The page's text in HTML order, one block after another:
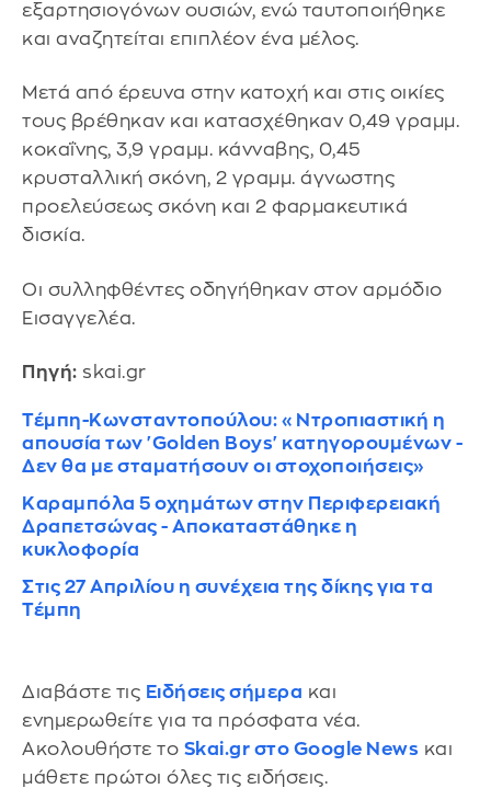
εξαρτησιογόνων ουσιών, ενώ ταυτοποιήθηκε
και αναζητείται επιπλέον ένα μέλος.
Μετά από έρευνα στην κατοχή και στις οικίες
τους βρέθηκαν και κατασχέθηκαν 0,49 γραμμ.
κοκαΐνης, 3,9 γραμμ. κάνναβης, 0,45
κρυσταλλική σκόνη, 2 γραμμ. άγνωστης
προελεύσεως σκόνη και 2 φαρμακευτικά
δισκία.
Οι συλληφθέντες οδηγήθηκαν στον αρμόδιο
Εισαγγελέα.
Πηγή: skai.gr
Τέμπη-Κωνσταντοπούλου: «Ντροπιαστική η
απουσία των 'Golden Boys' κατηγορουμένων -
Δεν θα με σταματήσουν οι στοχοποιήσεις»
Καραμπόλα 5 οχημάτων στην Περιφερειακή
Δραπετσώνας - Αποκαταστάθηκε η
κυκλοφορία
Στις 27 Απριλίου η συνέχεια της δίκης για τα
Τέμπη
Διαβάστε τις Ειδήσεις σήμερα και
ενημερωθείτε για τα πρόσφατα νέα.
Ακολουθήστε το Skai.gr στο Google News και
μάθετε πρώτοι όλες τις ειδήσεις.